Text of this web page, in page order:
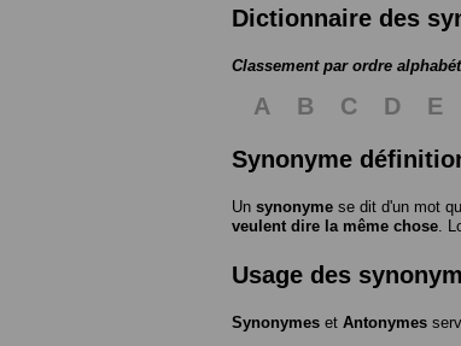
Dictionnaire des
Classement par ordre
A B C D E
Synonyme
Un synonyme se dit d'un mot
veulent dire la même chose .
Usage des
Synonymes et Antonymes